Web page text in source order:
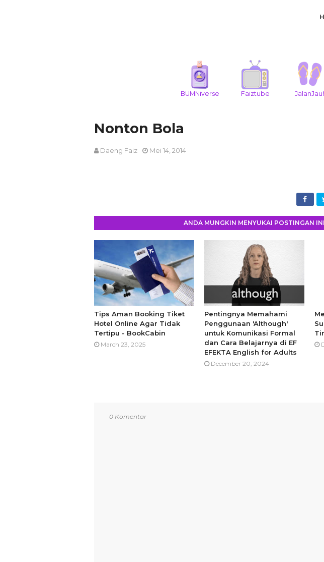
BUMNiverse Faiztube
Nonton Bola
Daeng Faiz Mei 14, 2014
ANDA MUNGKIN MENYUKAI POSTINGAN INI
Tips Aman Booking Tiket
Hotel Online Agar Tidak
Tertipu - BookCabin
March 23, 2025
Pentingnya Memahami
Penggunaan 'Although'
untuk Komunikasi Formal
dan Cara Belajarnya di EF
EFEKTA English for Adults
December 20, 2024
0 Komentar